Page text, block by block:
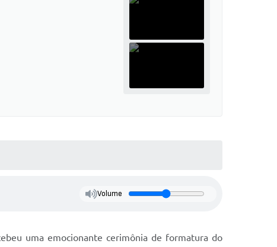
Volume
uma emocionante cerimônia de formatura do